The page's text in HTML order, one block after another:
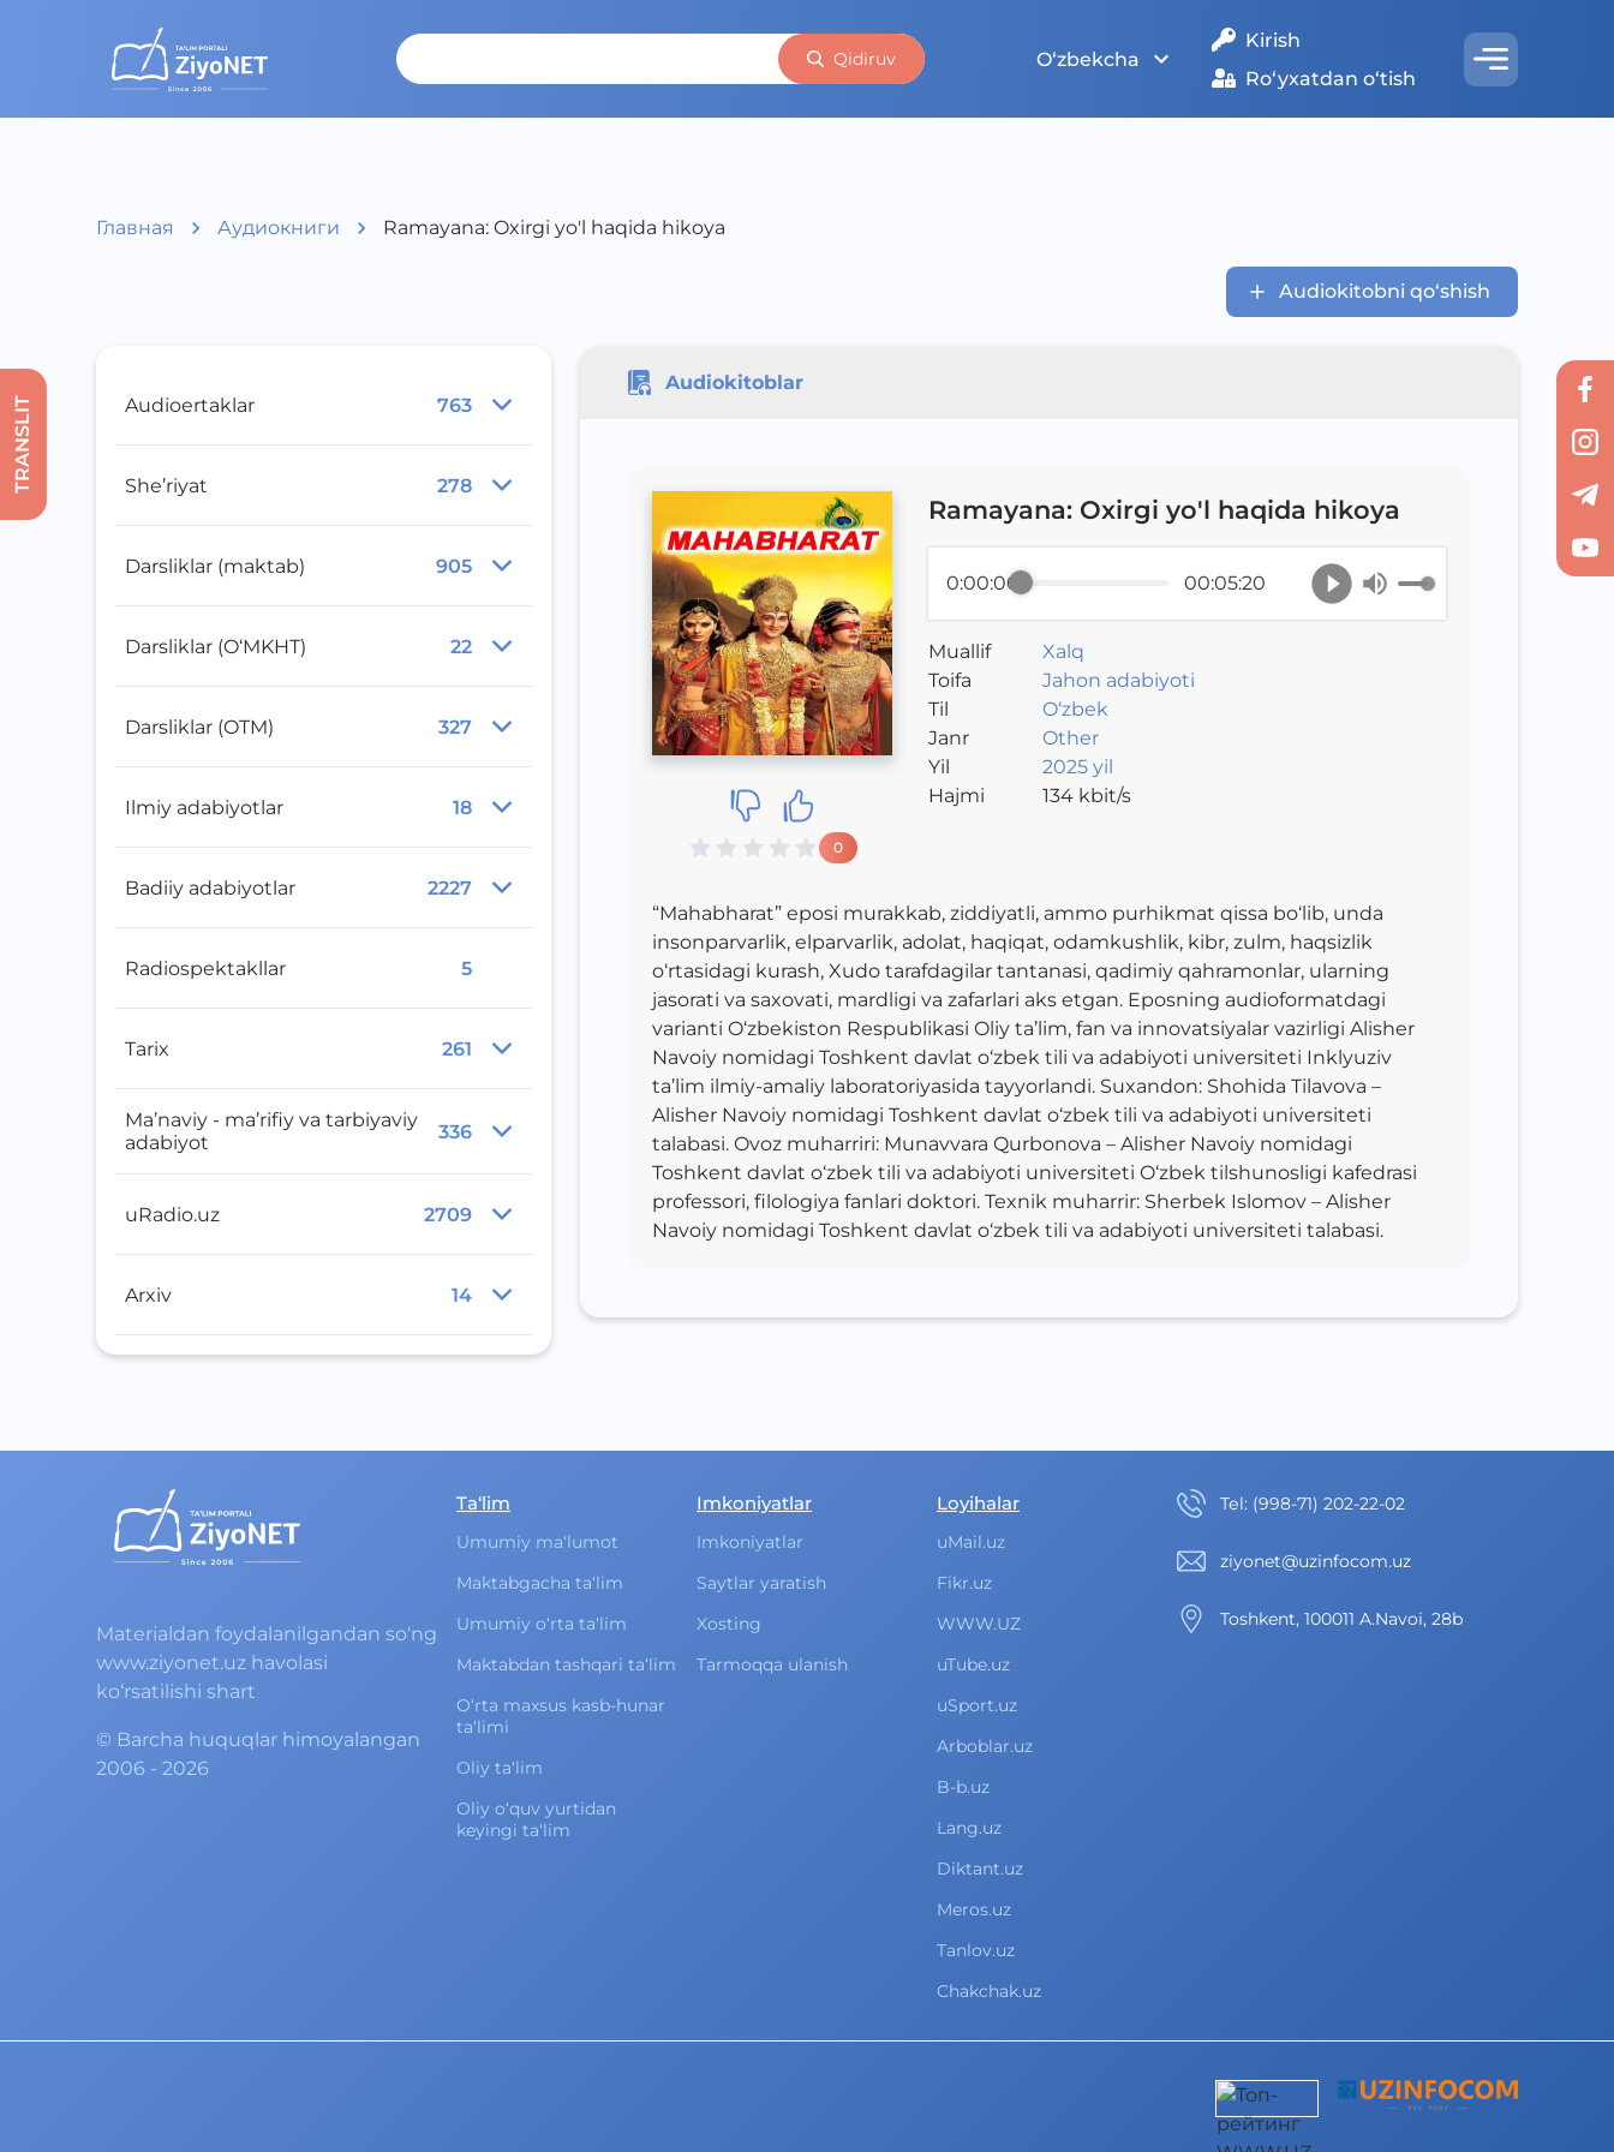
Qidiruv O‘zbekcha
Kirish
Ro‘yxatdan o‘tish
Главная Аудиокниги Ramayana: Oxirgi yo'l haqida hikoya
Audiokitobni qo‘shish
Audioertaklar 763
She’riyat 278
Darsliklar (maktab) 905
Darsliklar (O‘MKHT) 22
Darsliklar (OTM) 327
Ilmiy adabiyotlar 18
Badiiy adabiyotlar 2227
Radiospektakllar 5
Tarix 261
Ma’naviy - ma’rifiy va tarbiyaviy
adabiyot
336
uRadio.uz 2709
Arxiv 14
Audiokitoblar
0
Ramayana: Oxirgi yo'l haqida hikoya
0:00:00 00:05:20
Muallif
Xalq
Toifa
Jahon adabiyoti
Til
O‘zbek
Janr
Other
Yil
2025 yil
Hajmi
134kbit/s
“Mahabharat” eposi murakkab, ziddiyatli, ammo purhikmat qissa bo‘lib, unda
insonparvarlik, elparvarlik, adolat, haqiqat, odamkushlik, kibr, zulm, haqsizlik
o‘rtasidagi kurash, Xudo tarafdagilar tantanasi, qadimiy qahramonlar, ularning
jasorati va saxovati, mardligi va zafarlari aks etgan. Eposning audioformatdagi
varianti O‘zbekiston Respublikasi Oliy ta’lim, fan va innovatsiyalar vazirligi Alisher
Navoiy nomidagi Toshkent davlat o‘zbek tili va adabiyoti universiteti Inklyuziv
ta’lim ilmiy-amaliy laboratoriyasida tayyorlandi. Suxandon: Shohida Tilavova –
Alisher Navoiy nomidagi Toshkent davlat o‘zbek tili va adabiyoti universiteti
talabasi. Ovoz muharriri: Munavvara Qurbonova – Alisher Navoiy nomidagi
Toshkent davlat o‘zbek tili va adabiyoti universiteti O‘zbek tilshunosligi kafedrasi
professori, filologiya fanlari doktori. Texnik muharrir: Sherbek Islomov – Alisher
Navoiy nomidagi Toshkent davlat o‘zbek tili va adabiyoti universiteti talabasi.
TRANSLIT
Materialdan foydalanilgandan so‘ng
www.ziyonet.uz havolasi
ko‘rsatilishi shart
© Barcha huquqlar himoyalangan
2006 - 2026
Ta‘lim
Umumiy ma‘lumot
Maktabgacha ta‘lim
Umumiy o‘rta ta‘lim
Maktabdan tashqari ta‘lim
O‘rta maxsus kasb-hunar
ta‘limi
Oliy ta‘lim
Oliy o‘quv yurtidan
keyingi ta‘lim
Imkoniyatlar
Imkoniyatlar
Saytlar yaratish
Xosting
Tarmoqqa ulanish
Loyihalar
uMail.uz
Fikr.uz
WWW.UZ
uTube.uz
uSport.uz
Arboblar.uz
B-b.uz
Lang.uz
Diktant.uz
Meros.uz
Tanlov.uz
Chakchak.uz
Теl: (998-71) 202-22-02
ziyonet@uzinfocom.uz
Toshkent, 100011 A.Navoi, 28b